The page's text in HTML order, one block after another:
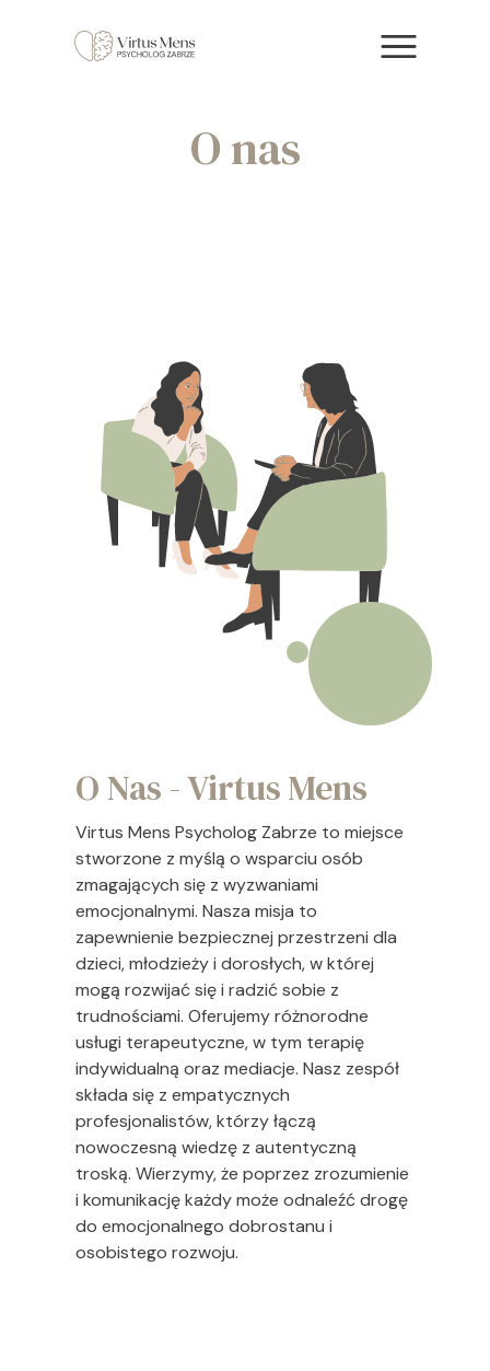
O nas
O Nas - Virtus Mens
Virtus Mens Psycholog Zabrze to miejsce
stworzone z myślą o wsparciu osób
zmagających się z wyzwaniami
emocjonalnymi. Nasza misja to
zapewnienie bezpiecznej przestrzeni dla
dzieci, młodzieży i dorosłych, w której
mogą rozwijać się i radzić sobie z
trudnościami. Oferujemy różnorodne
usługi terapeutyczne, w tym terapię
indywidualną oraz mediacje. Nasz zespół
składa się z empatycznych
profesjonalistów, którzy łączą
nowoczesną wiedzę z autentyczną
troską. Wierzymy, że poprzez zrozumienie
i komunikację każdy może odnaleźć drogę
do emocjonalnego dobrostanu i
osobistego rozwoju.